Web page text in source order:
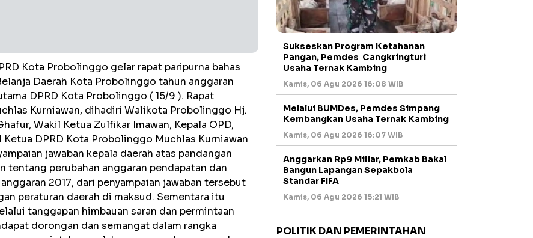
Kota Probolinggo gelar rapat paripurna bahas
Daerah Kota Probolinggo tahun anggaran
DPRD Kota Probolinggo ( 15/9 ). Rapat
Kurniawan, dihadiri Walikota Probolinggo Hj.
Wakil Ketua Zulfikar Imawan, Kepala OPD,
DPRD Kota Probolinggo Muchlas Kurniawan
jawaban kepala daerah atas pandangan
perubahan anggaran pendapatan dan
2017, dari penyampaian jawaban tersebut
peraturan daerah di maksud. Sementara itu
tanggapan himbauan saran dan permintaan
dorongan dan semangat dalam rangka
Sukseskan Program Ketahanan
Pangan, Pemdes Cangkringturi
Usaha Ternak Kambing
Kamis, 06 Agu 2026 16:08 WIB
Melalui BUMDes, Pemdes Simpang
Kembangkan Usaha Ternak Kambing
Kamis, 06 Agu 2026 16:07 WIB
Anggarkan Rp9 Miliar, Pemkab Bakal
Bangun Lapangan Sepakbola
Standar FIFA
Kamis, 06 Agu 2026 15:21 WIB
POLITIK DAN PEMERINTAHAN